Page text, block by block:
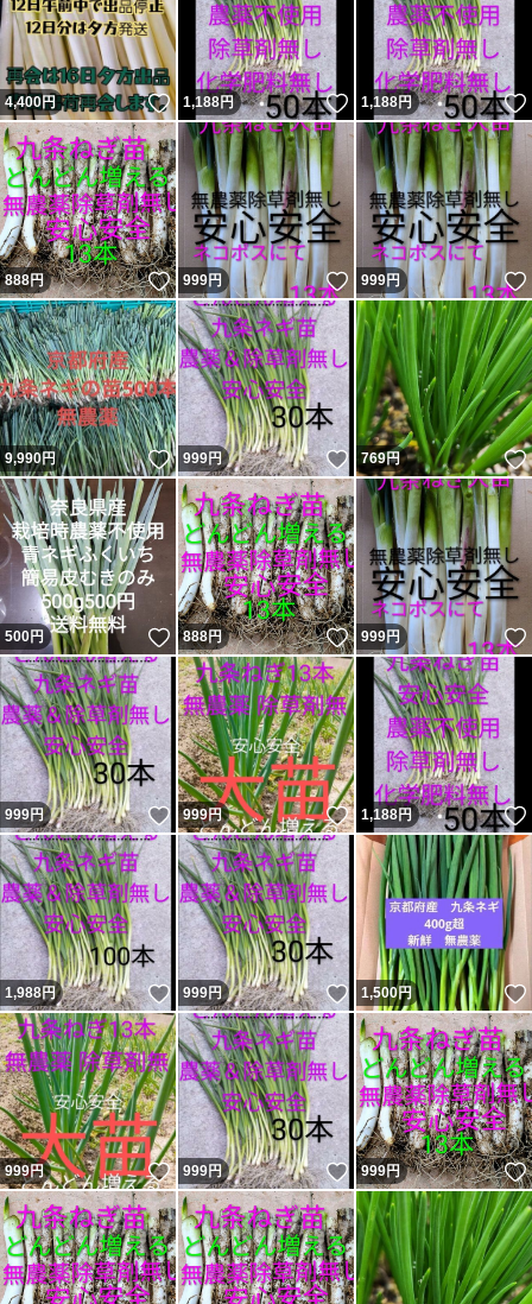
4,400円 いいね！
1,188円 いいね！
1,188円
888円 いいね！
999円 いいね！
999円
9,990円 いいね！
999円 いいね！
769円
500円 いいね！
888円 いいね！
999円
999円 いいね！
999円 いいね！
1,188円
1,988円 いいね！
999円 いいね！
1,500円
999円 いいね！
999円 いいね！
999円